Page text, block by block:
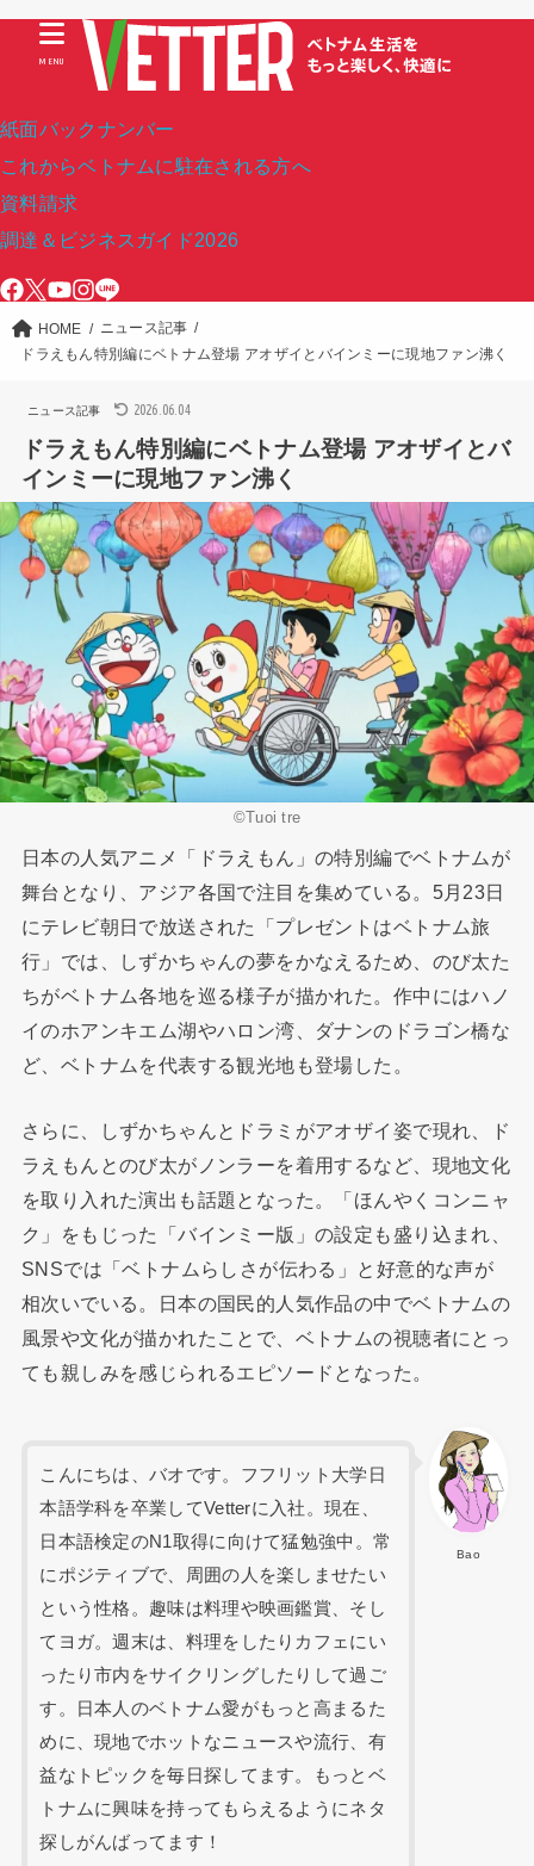
紙面バックナンバー
これからベトナムに駐在される方へ
資料請求
調達＆ビジネスガイド2026
MENU
HOME
ニュース記事
ドラえもん特別編にベトナム登場 アオザイとバインミーに現地ファン沸く
ニュース記事 2026.06.04
ドラえもん特別編にベトナム登場 アオザイとバ
インミーに現地ファン沸く
©Tuoi tre
日本の人気アニメ「ドラえもん」の特別編でベトナムが
舞台となり、アジア各国で注目を集めている。5月23日
にテレビ朝日で放送された「プレゼントはベトナム旅
行」では、しずかちゃんの夢をかなえるため、のび太た
ちがベトナム各地を巡る様子が描かれた。作中にはハノ
イのホアンキエム湖やハロン湾、ダナンのドラゴン橋な
ど、ベトナムを代表する観光地も登場した。
さらに、しずかちゃんとドラミがアオザイ姿で現れ、ド
ラえもんとのび太がノンラーを着用するなど、現地文化
を取り入れた演出も話題となった。「ほんやくコンニャ
ク」をもじった「バインミー版」の設定も盛り込まれ、
SNSでは「ベトナムらしさが伝わる」と好意的な声が
相次いでいる。日本の国民的人気作品の中でベトナムの
風景や文化が描かれたことで、ベトナムの視聴者にとっ
ても親しみを感じられるエピソードとなった。
Bao
こんにちは、バオです。フフリット大学日
本語学科を卒業してVetterに入社。現在、
日本語検定のN1取得に向けて猛勉強中。常
にポジティブで、周囲の人を楽しませたい
という性格。趣味は料理や映画鑑賞、そし
てヨガ。週末は、料理をしたりカフェにい
ったり市内をサイクリングしたりして過ご
す。日本人のベトナム愛がもっと高まるた
めに、現地でホットなニュースや流行、有
益なトピックを毎日探してます。もっとベ
トナムに興味を持ってもらえるようにネタ
探しがんばってます！